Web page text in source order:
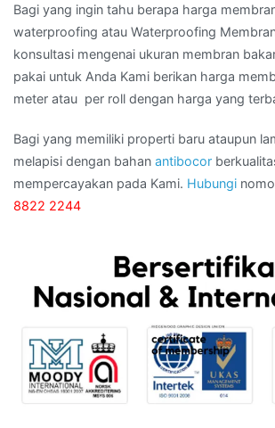
Bagi yang ingin tahu berapa harga
waterproofing atau Waterproofing
konsultasi mengenai ukuran membran
pakai untuk Anda Kami berikan harga
meter atau per roll dengan harga yang
Bagi yang memiliki properti baru ataupun
melapisi dengan bahan antibocor
mempercayakan pada Kami. Hubungi
8822 2244